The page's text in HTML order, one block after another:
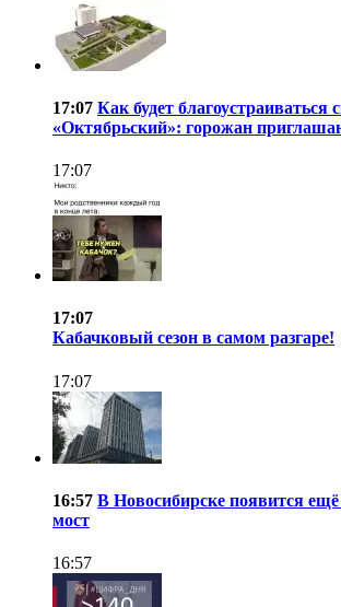
17:07 Как будет благоустраиваться
«Октябрьский»: горожан
17:07
17:07
Кабачковый сезон в самом разгаре!
17:07
16:57 В Новосибирске появится
мост
16:57